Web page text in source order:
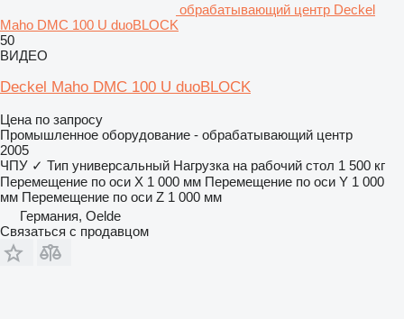
обрабатывающий центр Deckel
Maho DMC 100 U duoBLOCK
50
ВИДЕО
Deckel Maho DMC 100 U duoBLOCK
Цена по запросу
Промышленное оборудование - обрабатывающий центр
2005
ЧПУ ✓ Тип универсальный Нагрузка на рабочий стол 1 500 кг
Перемещение по оси X 1 000 мм Перемещение по оси Y 1 000
мм Перемещение по оси Z 1 000 мм
Германия, Oelde
Связаться с продавцом